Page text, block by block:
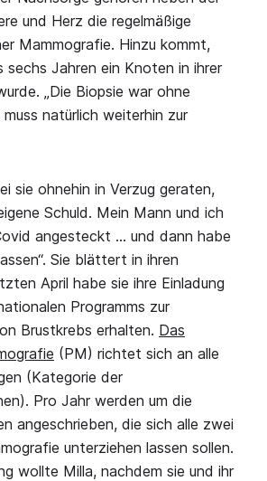
und Herz die regelmäßige
Mammografie. Hinzu kommt,
Jahren ein Knoten in ihrer
„Die Biopsie war ohne
natürlich weiterhin zur
sie ohnehin in Verzug geraten,
Schuld. Mein Mann und ich
angesteckt … und dann habe
Sie blättert in ihren
April habe sie ihre Einladung
Programms zur
Brustkrebs erhalten. Das
(PM) richtet sich an alle
(Kategorie der
Pro Jahr werden um die
angeschrieben, die sich alle zwei
unterziehen lassen sollen.
wollte Milla, nachdem sie und ihr